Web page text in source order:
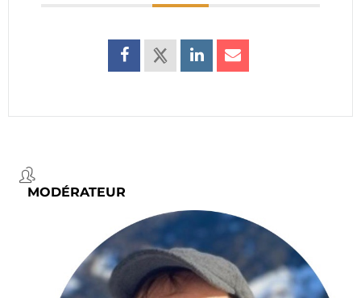
MODÉRATEUR